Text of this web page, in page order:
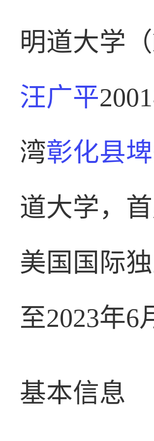
明道大学
汪广平
湾彰化县
道大学，
美国国际
至2023年6
基本信息